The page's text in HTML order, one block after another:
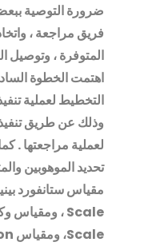
ضرورة التوصية
فريق مراجعة ،
المتوفرة ، وتوصيل
اهتمت الخطوة
التخطيط لعملية
وذلك عن طريق تنفيذ
لعملية مراجعتها .
تحديد الموهوبين
مقياس ستانفورد
Scale، ومقياس
Scale، ومقياس